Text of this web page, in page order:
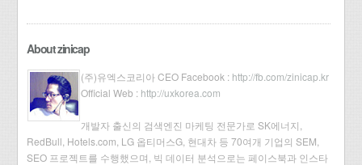
About zinicap
(주)유엑스코리아 CEO Facebook : http://fb.com/zinicap.kr
Official Web : http://uxkorea.com
개발자 출신의 검색엔진 마케팅 전문가로 SK에너지,
RedBull, Hotels.com, LG 옵티머스G, 현대차 등 70여개 기업의 SEM,
SEO 프로젝트를 수행했으며, 빅 데이터 분석으로는 페이스북과 인스타